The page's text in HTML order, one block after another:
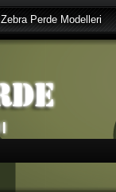
Zebra Perde Modelleri